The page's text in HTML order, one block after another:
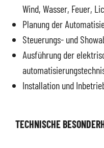
Wind, Wasser, Feuer,
Planung der
Steuerungs- und
Ausführung der
Installation und
TECHNISCHE